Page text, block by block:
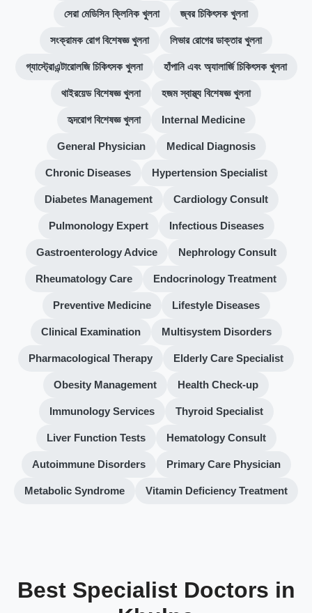
সেরা মেডিসিন ক্লিনিক খুলনা জ্বর চিকিৎসক খুলনা
সংক্রামক রোগ বিশেষজ্ঞ খুলনা লিভার রোগের ডাক্তার খুলনা
গ্যাস্ট্রোএন্টারোলজি চিকিৎসক খুলনা হাঁপানি এবং অ্যালার্জি চিকিৎসক খুলনা
থাইরয়েড বিশেষজ্ঞ খুলনা হজম স্বাস্থ্য বিশেষজ্ঞ খুলনা
হৃদরোগ বিশেষজ্ঞ খুলনা Internal Medicine
General Physician Medical Diagnosis
Chronic Diseases Hypertension Specialist
Diabetes Management Cardiology Consult
Pulmonology Expert Infectious Diseases
Gastroenterology Advice Nephrology Consult
Rheumatology Care Endocrinology Treatment
Preventive Medicine Lifestyle Diseases
Clinical Examination Multisystem Disorders
Pharmacological Therapy Elderly Care Specialist
Obesity Management Health Check-up
Immunology Services Thyroid Specialist
Liver Function Tests Hematology Consult
Autoimmune Disorders Primary Care Physician
Metabolic Syndrome Vitamin Deficiency Treatment
Best Specialist Doctors in